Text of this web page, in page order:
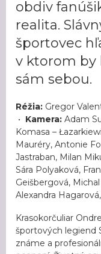
obdiv
realita.
športovec
v ktorom by
sám sebou.
Réžia: Gregor
• Kamera: Adam
Komasa –
Mauréry, Antonie
Jastraban, Milan
Sára Polyaková,
Geišbergová,
Alexandra
Krasokorčuliar
športových legiend
známe a